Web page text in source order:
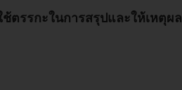
ช้ตรรกะในการสรุปและให้เหตุผล